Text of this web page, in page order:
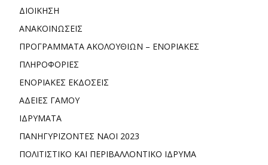
ΔΙΟΙΚΗΣΗ
ΑΝΑΚΟΙΝΩΣΕΙΣ
ΠΡΟΓΡΑΜΜΑΤΑ ΑΚΟΛΟΥΘΙΩΝ – ΕΝΟΡΙΑΚΕΣ
ΠΛΗΡΟΦΟΡΙΕΣ
ΕΝΟΡΙΑΚΕΣ ΕΚΔΟΣΕΙΣ
ΑΔΕΙΕΣ ΓΑΜΟΥ
ΙΔΡΥΜΑΤΑ
ΠΑΝΗΓΥΡΙΖΟΝΤΕΣ ΝΑΟΙ 2023
ΠΟΛΙΤΙΣΤΙΚΟ ΚΑΙ ΠΕΡΙΒΑΛΛΟΝΤΙΚΟ ΙΔΡΥΜΑ